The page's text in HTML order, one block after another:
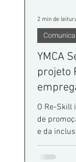
YMCA
projeto
O Re-Skill
de
e da
objetivos
2 min de